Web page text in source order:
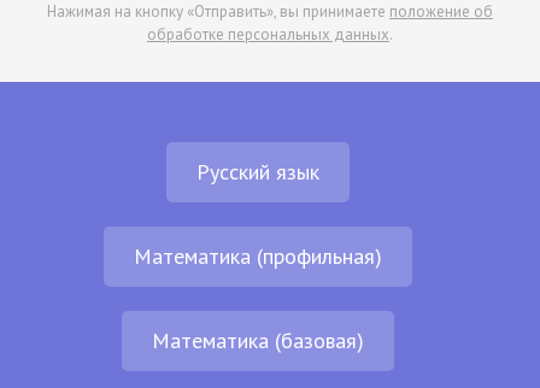
Нажимая на кнопку «Отправить», вы принимаете положение об
обработке персональных данных.
Русский язык
Математика (профильная)
Математика (базовая)